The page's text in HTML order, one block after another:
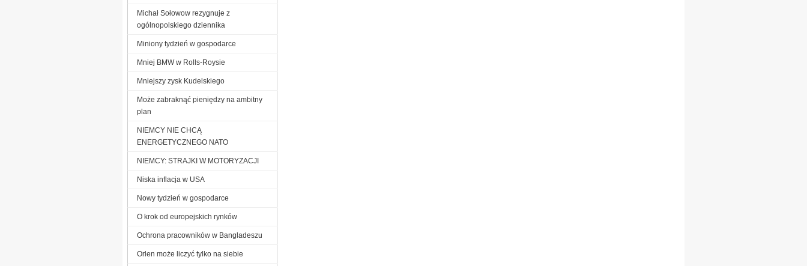
Michał Sołowow rezygnuje z
ogólnopolskiego dziennika
Miniony tydzień w gospodarce
Mniej BMW w Rolls-Roysie
Mniejszy zysk Kudelskiego
Może zabraknąć pieniędzy na ambitny
plan
NIEMCY NIE CHCĄ
ENERGETYCZNEGO NATO
NIEMCY: STRAJKI W MOTORYZACJI
Niska inflacja w USA
Nowy tydzień w gospodarce
O krok od europejskich rynków
Ochrona pracowników w Bangladeszu
Orlen może liczyć tylko na siebie